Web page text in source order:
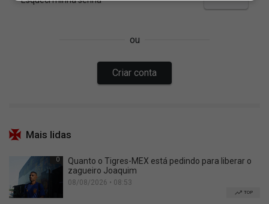
Mais lidas
0
Quanto o Tigres-MEX está pedindo para liberar o
zagueiro Joaquim
08/08/2026 • 08:53
TOP